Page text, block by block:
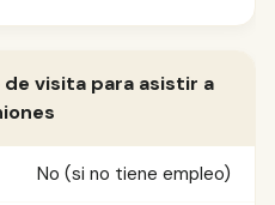
visita para asistir a
No (si no tiene empleo)